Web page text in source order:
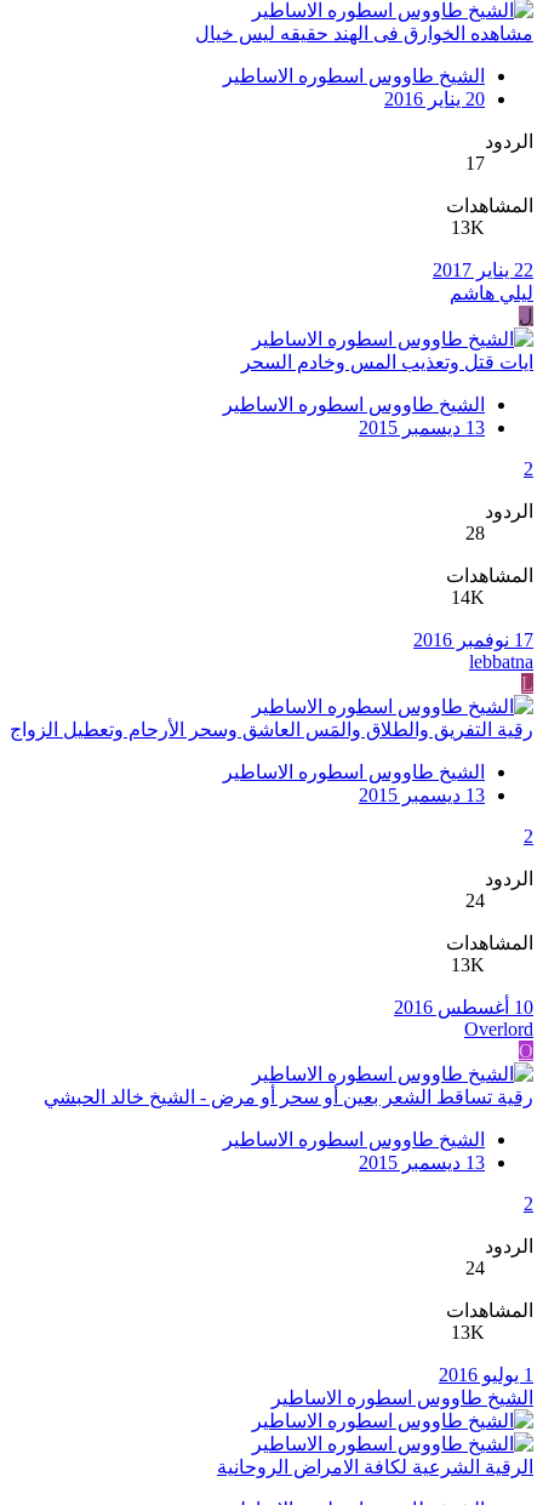
مشاهده الخوارق فى الهند حقيقه ليس خيال
الشيخ طاووس اسطوره الاساطير
20 يناير 2016
الردود
17
المشاهدات
13K
22 يناير 2017
ليلي هاشم
ل
ايات قتل وتعذيب المس وخادم السحر
الشيخ طاووس اسطوره الاساطير
13 ديسمبر 2015
2
الردود
28
المشاهدات
14K
17 نوفمبر 2016
lebbatna
L
رقية التفريق والطلاق والمَس العاشق وسحر الأرحام وتعطيل الزواج
الشيخ طاووس اسطوره الاساطير
13 ديسمبر 2015
2
الردود
24
المشاهدات
13K
10 أغسطس 2016
Overlord
O
رقية تساقط الشعر بعين أو سحر أو مرض - الشيخ خالد الحبشي
الشيخ طاووس اسطوره الاساطير
13 ديسمبر 2015
2
الردود
24
المشاهدات
13K
1 يوليو 2016
الشيخ طاووس اسطوره الاساطير
الرقية الشرعية لكافة الامراض الروحانية